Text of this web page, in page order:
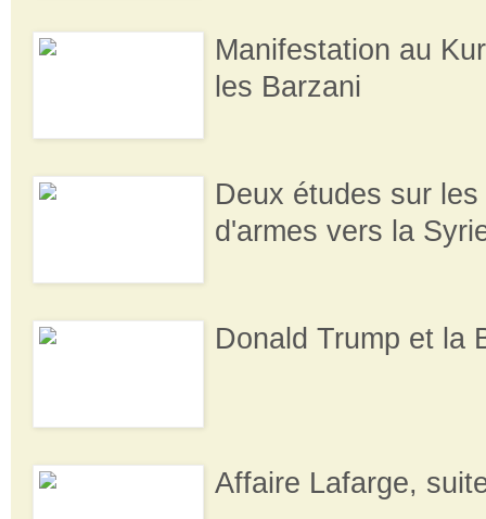
Manifestation au
les Barzani
Deux études sur
d'armes vers la
Donald Trump et la
Affaire Lafarge,